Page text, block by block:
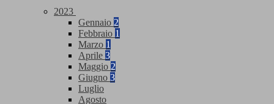
2023
Gennaio 2
Febbraio 1
Marzo 1
Aprile 3
Maggio 2
Giugno 3
Luglio
Agosto